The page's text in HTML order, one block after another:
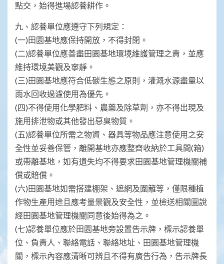
點交，始得進場認養耕作。
九、認養單位應遵守下列規定：
(一)田園基地應保持開放，不得封閉。
(二)認養單位應善盡田園基地環境維護管理之責，並應
維持環境美觀及寧靜。
(三)田園基地應符合低碳生態之原則，灌溉水源盡量以
雨水回收過濾使用為優先。
(四)不得使用化學肥料、農藥及除草劑，亦不得出現及
施用排泄物或其他發出惡臭物質。
(五)認養單位所需之物資、器具等物品應注意使用之安
全性並妥善保管，離開基地亦應整齊收納於工具間(箱)
或帶離基地，如有遺失均不得要求田園基地管理機關補
償或賠償。
(六)田園基地如需搭建棚架、遮網及圍籬等，僅限種植
作物生產用途且應考量景觀及安全性，並檢送相關圖說
經田園基地管理機關同意後始得為之。
(七)認養單位應於田園基地旁設置告示牌，標示認養單
位、負責人、聯絡電話、聯絡地址、田園基地管理機
關，標示內容應清晰可辨且不得有廣告行為，告示牌長